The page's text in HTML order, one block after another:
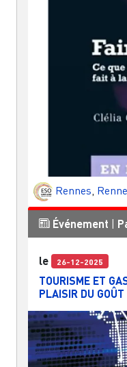
Rennes
Événement |
le 26-12-2025
TOURISME ET
PLAISIR DU GOÛT